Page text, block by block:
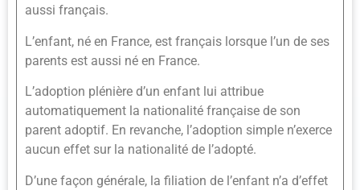
aussi français.
L’enfant, né en France, est français lorsque l’un de ses
parents est aussi né en France.
L’adoption plénière d’un enfant lui attribue
automatiquement la nationalité française de son
parent adoptif. En revanche, l’adoption simple n’exerce
aucun effet sur la nationalité de l’adopté.
D’une façon générale, la filiation de l’enfant n’a d’effet